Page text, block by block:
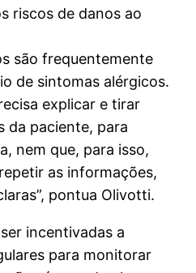
riscos de danos ao
são frequentemente
de sintomas alérgicos.
explicar e tirar
da paciente, para
nem que, para isso,
as informações,
pontua Olivotti.
incentivadas a
para monitorar